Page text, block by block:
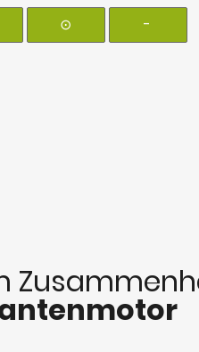
⊙ -